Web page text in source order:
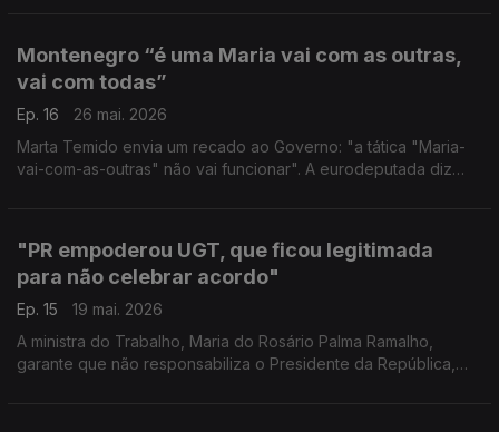
Montenegro “é uma Maria vai com as outras,
vai com todas”
Ep. 16
26 mai. 2026
Marta Temido envia um recado ao Governo: "a tática "Maria-
vai-com-as-outras" não vai funcionar". A eurodeputada diz
"PR empoderou UGT, que ficou legitimada
para não celebrar acordo"
Ep. 15
19 mai. 2026
A ministra do Trabalho, Maria do Rosário Palma Ramalho,
garante que não responsabiliza o Presidente da República,